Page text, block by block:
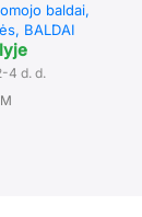
baldai
BALDAI